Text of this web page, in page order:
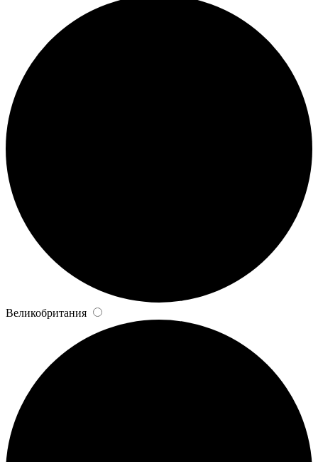
Великобритания